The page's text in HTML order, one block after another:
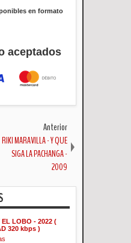
en formato
aceptados
Anterior
RIKI MARAVILLA - Y QUE
SIGA LA PACHANGA -
2009
EL LOBO - 2022 (
320 kbps )